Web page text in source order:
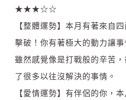
★★★☆☆
【整體運勢】本月有著來自
擊破！你有著極大的動力讓事
雖然感覺像是打戰般的辛苦
了很多以往沒解決的事情。
【愛情運勢】有伴侶的你，